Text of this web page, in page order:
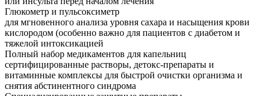
Глюкометр и пульсоксиметр
для мгновенного анализа уровня сахара и насыщения крови
кислородом (особенно важно для пациентов с диабетом и
тяжелой интоксикацией
Полный набор медикаментов для капельниц
сертифицированные растворы, детокс-препараты и
витаминные комплексы для быстрой очистки организма и
снятия абстинентного синдрома